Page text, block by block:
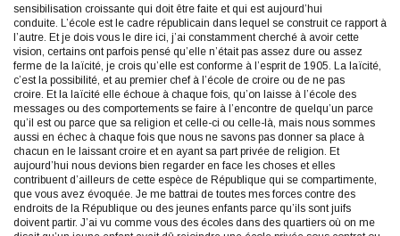
sensibilisation croissante qui doit être faite et qui est aujourd’hui
conduite. L’école est le cadre républicain dans lequel se construit ce rapport à
l’autre. Et je dois vous le dire ici, j’ai constamment cherché à avoir cette
vision, certains ont parfois pensé qu’elle n’était pas assez dure ou assez
ferme de la laïcité, je crois qu’elle est conforme à l’esprit de 1905. La laïcité,
c’est la possibilité, et au premier chef à l’école de croire ou de ne pas
croire. Et la laïcité elle échoue à chaque fois, qu’on laisse à l’école des
messages ou des comportements se faire à l’encontre de quelqu’un parce
qu’il est ou parce que sa religion et celle-ci ou celle-là, mais nous sommes
aussi en échec à chaque fois que nous ne savons pas donner sa place à
chacun en le laissant croire et en ayant sa part privée de religion. Et
aujourd’hui nous devions bien regarder en face les choses et elles
contribuent d’ailleurs de cette espèce de République qui se compartimente,
que vous avez évoquée. Je me battrai de toutes mes forces contre des
endroits de la République ou des jeunes enfants parce qu’ils sont juifs
doivent partir. J’ai vu comme vous des écoles dans des quartiers où on me